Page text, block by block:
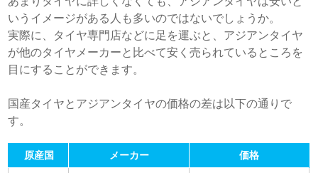
いうイメージがある人も多いのではないでしょうか。
実際に、タイヤ専門店などに足を運ぶと、アジアンタイヤ
が他のタイヤメーカーと比べて安く売られているところを
目にすることができます。
国産タイヤとアジアンタイヤの価格の差は以下の通りで
す。
原産国 メーカー 価格